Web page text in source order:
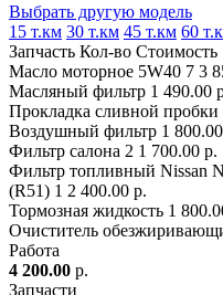
Выбрать другую модель
15 т.км 30 т.км 45 т.км 60
Запчасть Кол-во Стоимость
Масло моторное 5W40 7 3
Масляный фильтр 1 490.00
Прокладка сливной пробки
Воздушный фильтр 1
Фильтр салона 2 1 700.00 р.
Фильтр топливный Nissan
(R51) 1 2 400.00 р.
Тормозная жидкость 1
Очиститель
Работа
4 200.00 р.
Запчасти